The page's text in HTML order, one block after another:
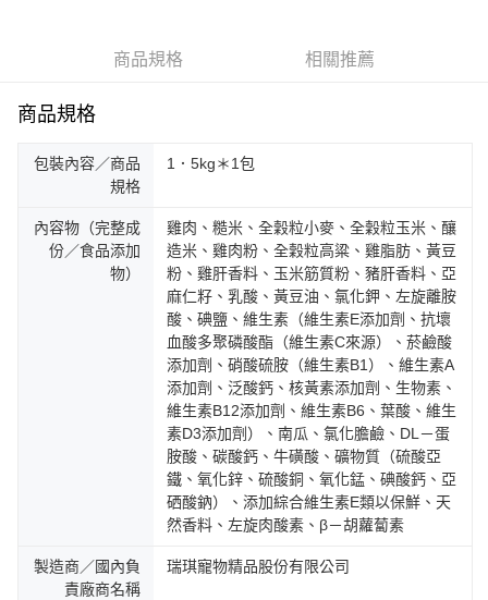
商品規格 相關推薦
商品規格
包裝內容／商品
規格
1．5kg＊1包
內容物（完整成
份／食品添加
物）
雞肉、糙米、全穀粒小麥、全穀粒玉米、釀
造米、雞肉粉、全穀粒高粱、雞脂肪、黃豆
粉、雞肝香料、玉米筋質粉、豬肝香料、亞
麻仁籽、乳酸、黃豆油、氯化鉀、左旋離胺
酸、碘鹽、維生素（維生素E添加劑、抗壞
血酸多聚磷酸酯（維生素C來源）、菸鹼酸
添加劑、硝酸硫胺（維生素B1）、維生素A
添加劑、泛酸鈣、核黃素添加劑、生物素、
維生素B12添加劑、維生素B6、葉酸、維生
素D3添加劑）、南瓜、氯化膽鹼、DL－蛋
胺酸、碳酸鈣、牛磺酸、礦物質（硫酸亞
鐵、氧化鋅、硫酸銅、氧化錳、碘酸鈣、亞
硒酸鈉）、添加綜合維生素E類以保鮮、天
然香料、左旋肉酸素、β－胡蘿蔔素
製造商／國內負
責廠商名稱
瑞琪寵物精品股份有限公司